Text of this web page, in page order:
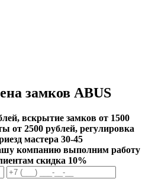
замков ABUS
вскрытие замков от 1500
от 2500 рублей, регулировка
мастера 30-45
компанию выполним работу
скидка 10%